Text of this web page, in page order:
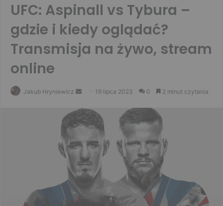
UFC: Aspinall vs Tybura –
gdzie i kiedy oglądać?
Transmisja na żywo, stream
online
Jakub Hryniewicz
Send 19 lipca 2023 0 2 minut czytania